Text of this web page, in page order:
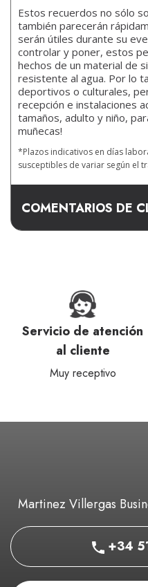
Estos recuerdos no sólo
también parecerán
serán útiles durante su
controlar y poner, estos
hechos de un material de
resistente al agua. Por lo
deportivos o culturales,
recepción e instalaciones
tamaños, adulto y niño,
muñecas!
*Plazos indicativos en días
susceptibles de variar según el
COMENTARIOS DE
Servicio de atención
al cliente
Muy receptivo
Martinez Villergas
+34